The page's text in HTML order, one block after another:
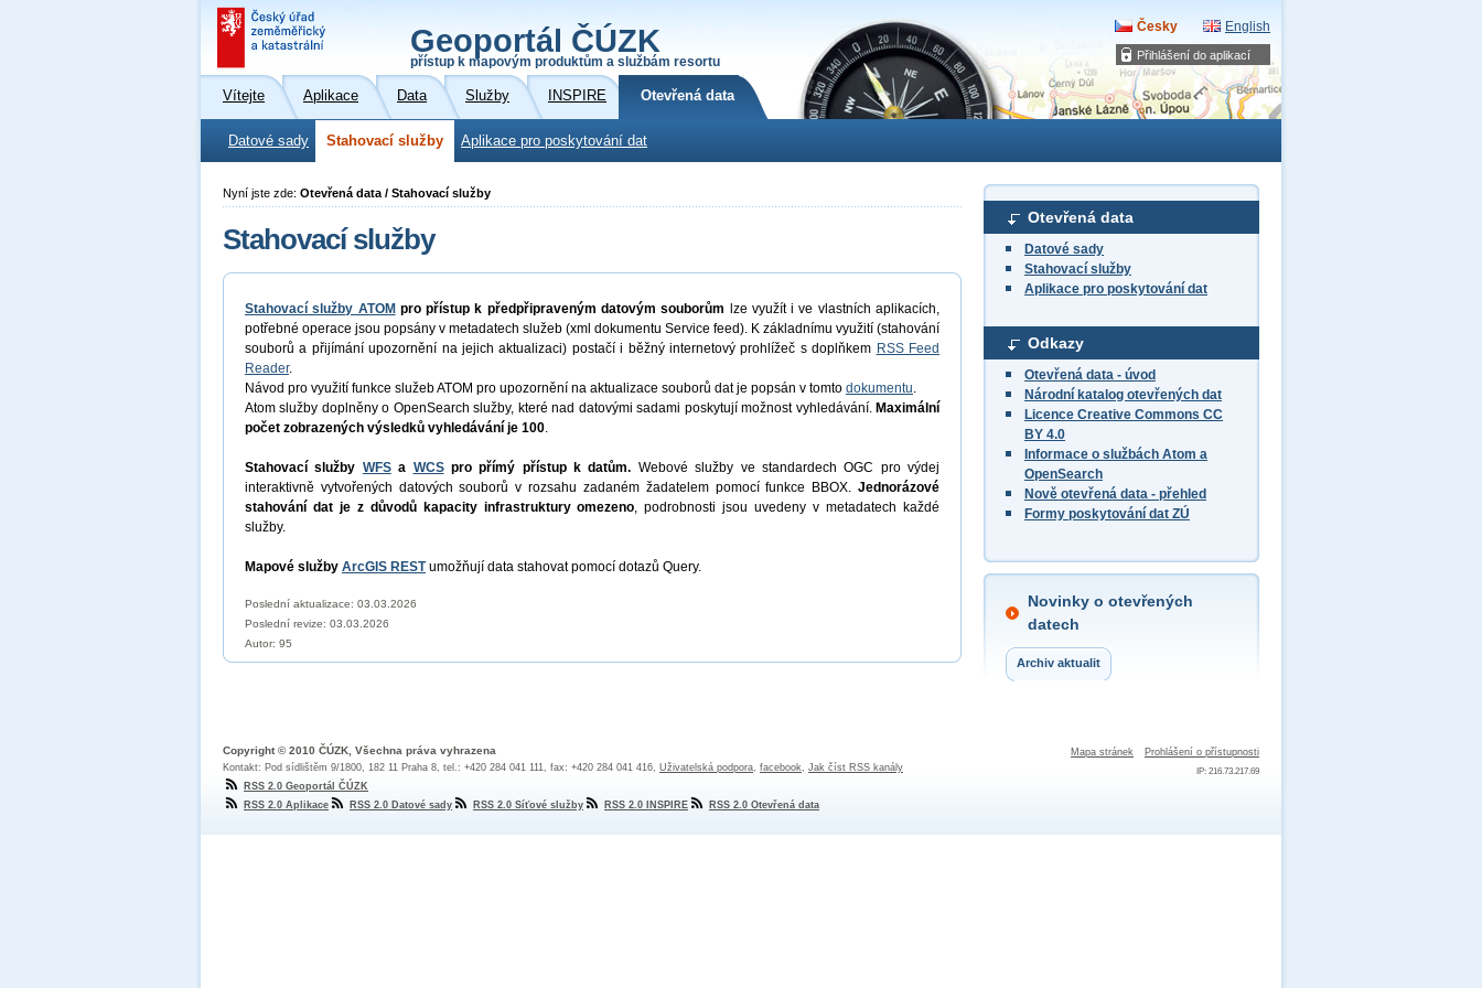
Přihlášení do aplikací
Geoportál ČÚZK
přístup k mapovým produktům a službám resortu
Česky English
Vítejte Aplikace Data Služby INSPIRE Otevřená data
Datové sady Stahovací služby Aplikace pro poskytování dat
Otevřená data
Datové sady
Stahovací služby
Aplikace pro poskytování dat
Odkazy
Otevřená data - úvod
Národní katalog otevřených dat
Licence Creative Commons CC
BY 4.0
Informace o službách Atom a
OpenSearch
Nově otevřená data - přehled
Formy poskytování dat ZÚ
Novinky o otevřených
datech
Archiv aktualit
Nyní jste zde: Otevřená data / Stahovací služby
Stahovací služby
Stahovací služby ATOM pro přístup k předpřipraveným datovým souborům lze využít i ve vlastních aplikacích,
potřebné operace jsou popsány v metadatech služeb (xml dokumentu Service feed). K základnímu využití (stahování
souborů a přijímání upozornění na jejich aktualizaci) postačí i běžný internetový prohlížeč s doplňkem RSS Feed
Reader.
Návod pro využití funkce služeb ATOM pro upozornění na aktualizace souborů dat je popsán v tomto dokumentu.
Atom služby doplněny o OpenSearch služby, které nad datovými sadami poskytují možnost vyhledávání. Maximální
počet zobrazených výsledků vyhledávání je 100.
Stahovací služby WFSa WCSpro přímý přístup k datům. Webové služby ve standardech OGC pro výdej
interaktivně vytvořených datových souborů v rozsahu zadaném žadatelem pomocí funkce BBOX. Jednorázové
stahování dat je z důvodů kapacity infrastruktury omezeno, podrobnosti jsou uvedeny v metadatech každé
služby.
Mapové služby ArcGIS RESTumožňují data stahovat pomocí dotazů Query.
Poslední aktualizace: 03.03.2026
Poslední revize: 03.03.2026
Autor: 95
Mapa stránek Prohlášení o přístupnosti
IP: 216.73.217.69
Copyright © 2010 ČÚZK, Všechna práva vyhrazena
Kontakt: Pod sídlištěm 9/1800, 182 11 Praha 8, tel.: +420 284 041 111, fax: +420 284 041 416, Uživatelská podpora, facebook, Jak číst RSS kanály
RSS 2.0 Geoportál ČÚZK
RSS 2.0 Aplikace
RSS 2.0 Datové sady RSS 2.0 Síťové služby RSS 2.0 INSPIRE RSS 2.0 Otevřená data